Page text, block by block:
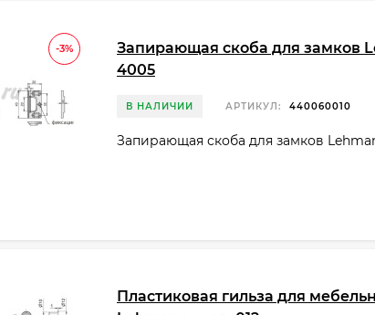
-3%
Запирающая скоба для замков
4005
В НАЛИЧИИ АРТИКУЛ: 440060010
Запирающая скоба для замков
Пластиковая гильза для